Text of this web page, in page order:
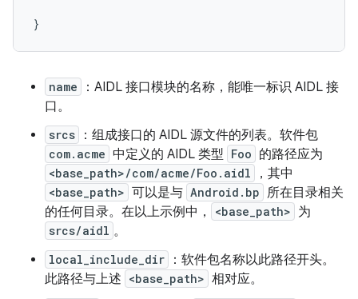
name
：AIDL 接口模块的名称，能唯一标识 AIDL 接
口。
srcs ：组成接口的 AIDL 源文件的列表。软件包
com.acme 中定义的 AIDL 类型 Foo 的路径应为
<base_path>/com/acme/Foo.aidl ，其中
<base_path> 可以是与 Android.bp 所在目录相关
的任何目录。在以上示例中，
<base_path> 为
srcs/aidl 。
local_include_dir
：软件包名称以此路径开头。
此路径与上述 <base_path> 相对应。